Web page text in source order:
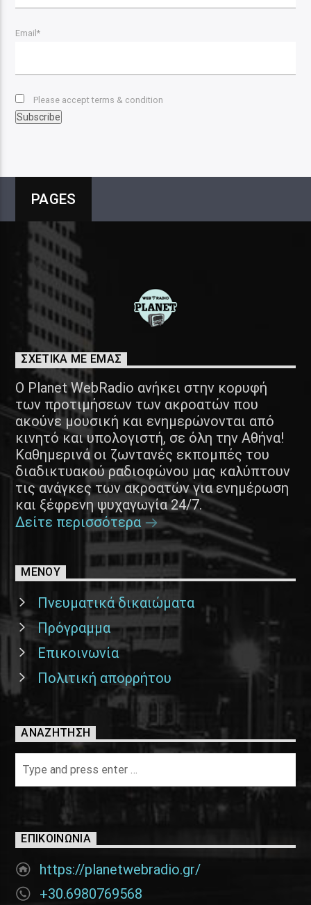
Email*
Please accept terms & condition
PAGES
ΣΧΕΤΙΚΑ ΜΕ ΕΜΑΣ
Ο Planet WebRadio ανήκει στην κορυφή
των προτιμήσεων των ακροατών που
ακούνε μουσική και ενημερώνονται από
κινητό και υπολογιστή, σε όλη την Αθήνα!
Καθημερινά οι ζωντανές εκπομπές του
διαδικτυακού ραδιοφώνου μας καλύπτουν
τις ανάγκες των ακροατών για ενημέρωση
και ξέφρενη ψυχαγωγία 24/7.
Δείτε περισσότερα
ΜΕΝΟΥ
Πνευματικά δικαιώματα
Πρόγραμμα
Επικοινωνία
Πολιτική απορρήτου
ΑΝΑΖΉΤΗΣΗ
ΕΠΙΚΟΙΝΩΝΊΑ
https://planetwebradio.gr/
+30.6980769568